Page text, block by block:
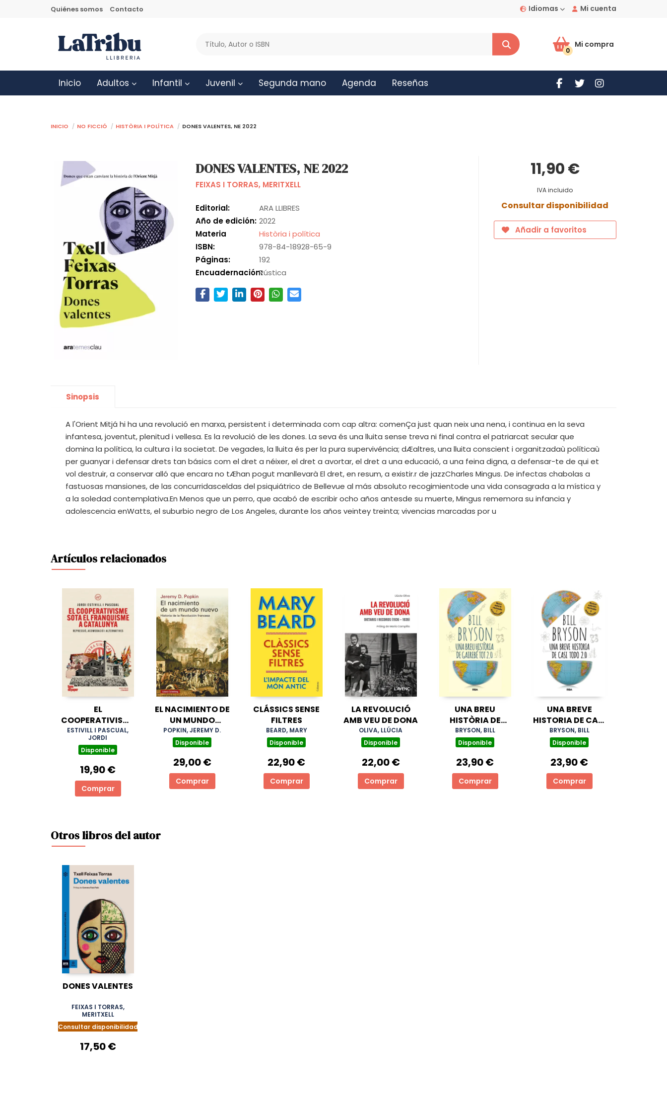
Mi cuenta
Idiomas
Quiénes somos Contacto
Mi compra
0
Inicio Adultos Infantil Juvenil Segunda mano Agenda Reseñas
Inicio No ficció Història i política DONES VALENTES, NE 2022
DONES VALENTES, NE 2022
FEIXAS I TORRAS, MERITXELL
Editorial:
ARA LLIBRES
Año de edición: 2022
Materia
Història i política
ISBN:
978-84-18928-65-9
Páginas:
192
Encuadernación:Rústica
11,90 €
IVA incluido
Consultar disponibilidad
Añadir a favoritos
Sinopsis
A l'Orient Mitjá hi ha una revolució en marxa, persistent i determinada com cap altra: comenÇa just quan neix una nena, i continua en la seva
infantesa, joventut, plenitud i vellesa. Es la revolució de les dones. La seva és una lluita sense treva ni final contra el patriarcat secular que
domina la política, la cultura i la societat. De vegades, la lluita és per la pura supervivéncia; dÆaltres, una lluita conscient i organitzadaù políticaù
per guanyar i defensar drets tan básics com el dret a néixer, el dret a avortar, el dret a una educació, a una feina digna, a defensar-te de qui et
vol destruir, a conservar alló que encara no tÆhan pogut manllevarà El dret, en resum, a existir.r de jazzCharles Mingus. De infectas chabolas a
fastuosas mansiones, de las concurridasceldas del psiquiátrico de Bellevue al más absoluto recogimientode una vida consagrada a la mística y
a la soledad contemplativa.En Menos que un perro, que acabó de escribir ocho años antesde su muerte, Mingus rememora su infancia y
adolescencia enWatts, el suburbio negro de Los Angeles, durante los años veintey treinta; vivencias marcadas por u
Artículos relacionados
EL
COOPERATIVISME
SOTA EL
FRANQUISME A
CATALUNYA
ESTIVILL I PASCUAL,
JORDI
Disponible
19,90 €
Comprar
EL NACIMIENTO DE
UN MUNDO
NUEVO- RÚSTICA
POPKIN, JEREMY D.
Disponible
29,00 €
Comprar
CLÁSSICS SENSE
FILTRES
BEARD, MARY
Disponible
22,90 €
Comprar
LA REVOLUCIÓ
AMB VEU DE DONA
OLIVA, LLÚCIA
Disponible
22,00 €
Comprar
UNA BREU
HISTÒRIA DE
GAIREBÉ TOT 2.0
BRYSON, BILL
Disponible
23,90 €
Comprar
UNA BREVE
HISTORIA DE CASI
TODO 2.0
BRYSON, BILL
Disponible
23,90 €
Comprar
Otros libros del autor
DONES VALENTES
FEIXAS I TORRAS,
MERITXELL
Consultar disponibilidad
17,50 €